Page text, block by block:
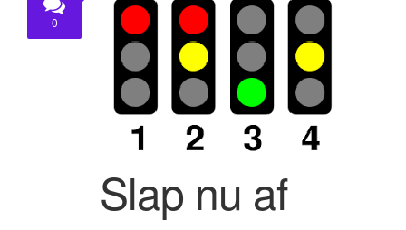
0
Slap nu af